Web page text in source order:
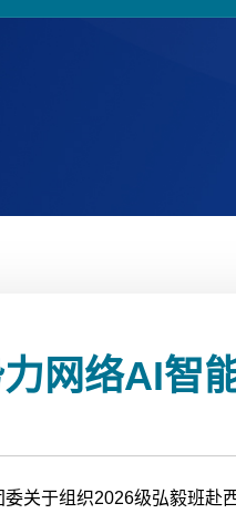
网络AI智
关于组织2026级弘毅班赴